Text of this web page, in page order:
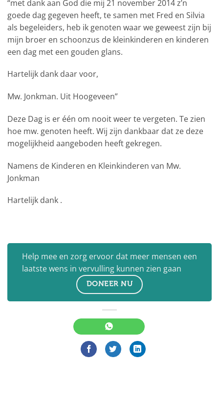
“met dank aan God die mij 21 november 2014 z’n
goede dag gegeven heeft, te samen met Fred en Silvia
als begeleiders, heb ik genoten waar we geweest zijn bij
mijn broer en schoonzus de kleinkinderen en kinderen
een dag met een gouden glans.
Hartelijk dank daar voor,
Mw. Jonkman. Uit Hoogeveen”
Deze Dag is er één om nooit weer te vergeten. Te zien
hoe mw. genoten heeft. Wij zijn dankbaar dat ze deze
mogelijkheid aangeboden heeft gekregen.
Namens de Kinderen en Kleinkinderen van Mw.
Jonkman
Hartelijk dank .
Help mee en zorg ervoor dat meer mensen een
laatste wens in vervulling kunnen zien gaan
DONEER NU